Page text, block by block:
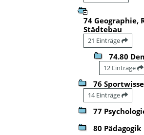
74 Geographie,
Städtebau
21 Einträge
74.80
12 Einträge
76
14 Einträge
77
80 Pädagogik